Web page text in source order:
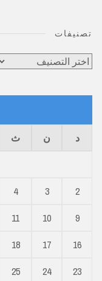
تصنيفات
تصنيفات
د ن ث
2
3
4
9
10
11
16
17
18
23
24
25